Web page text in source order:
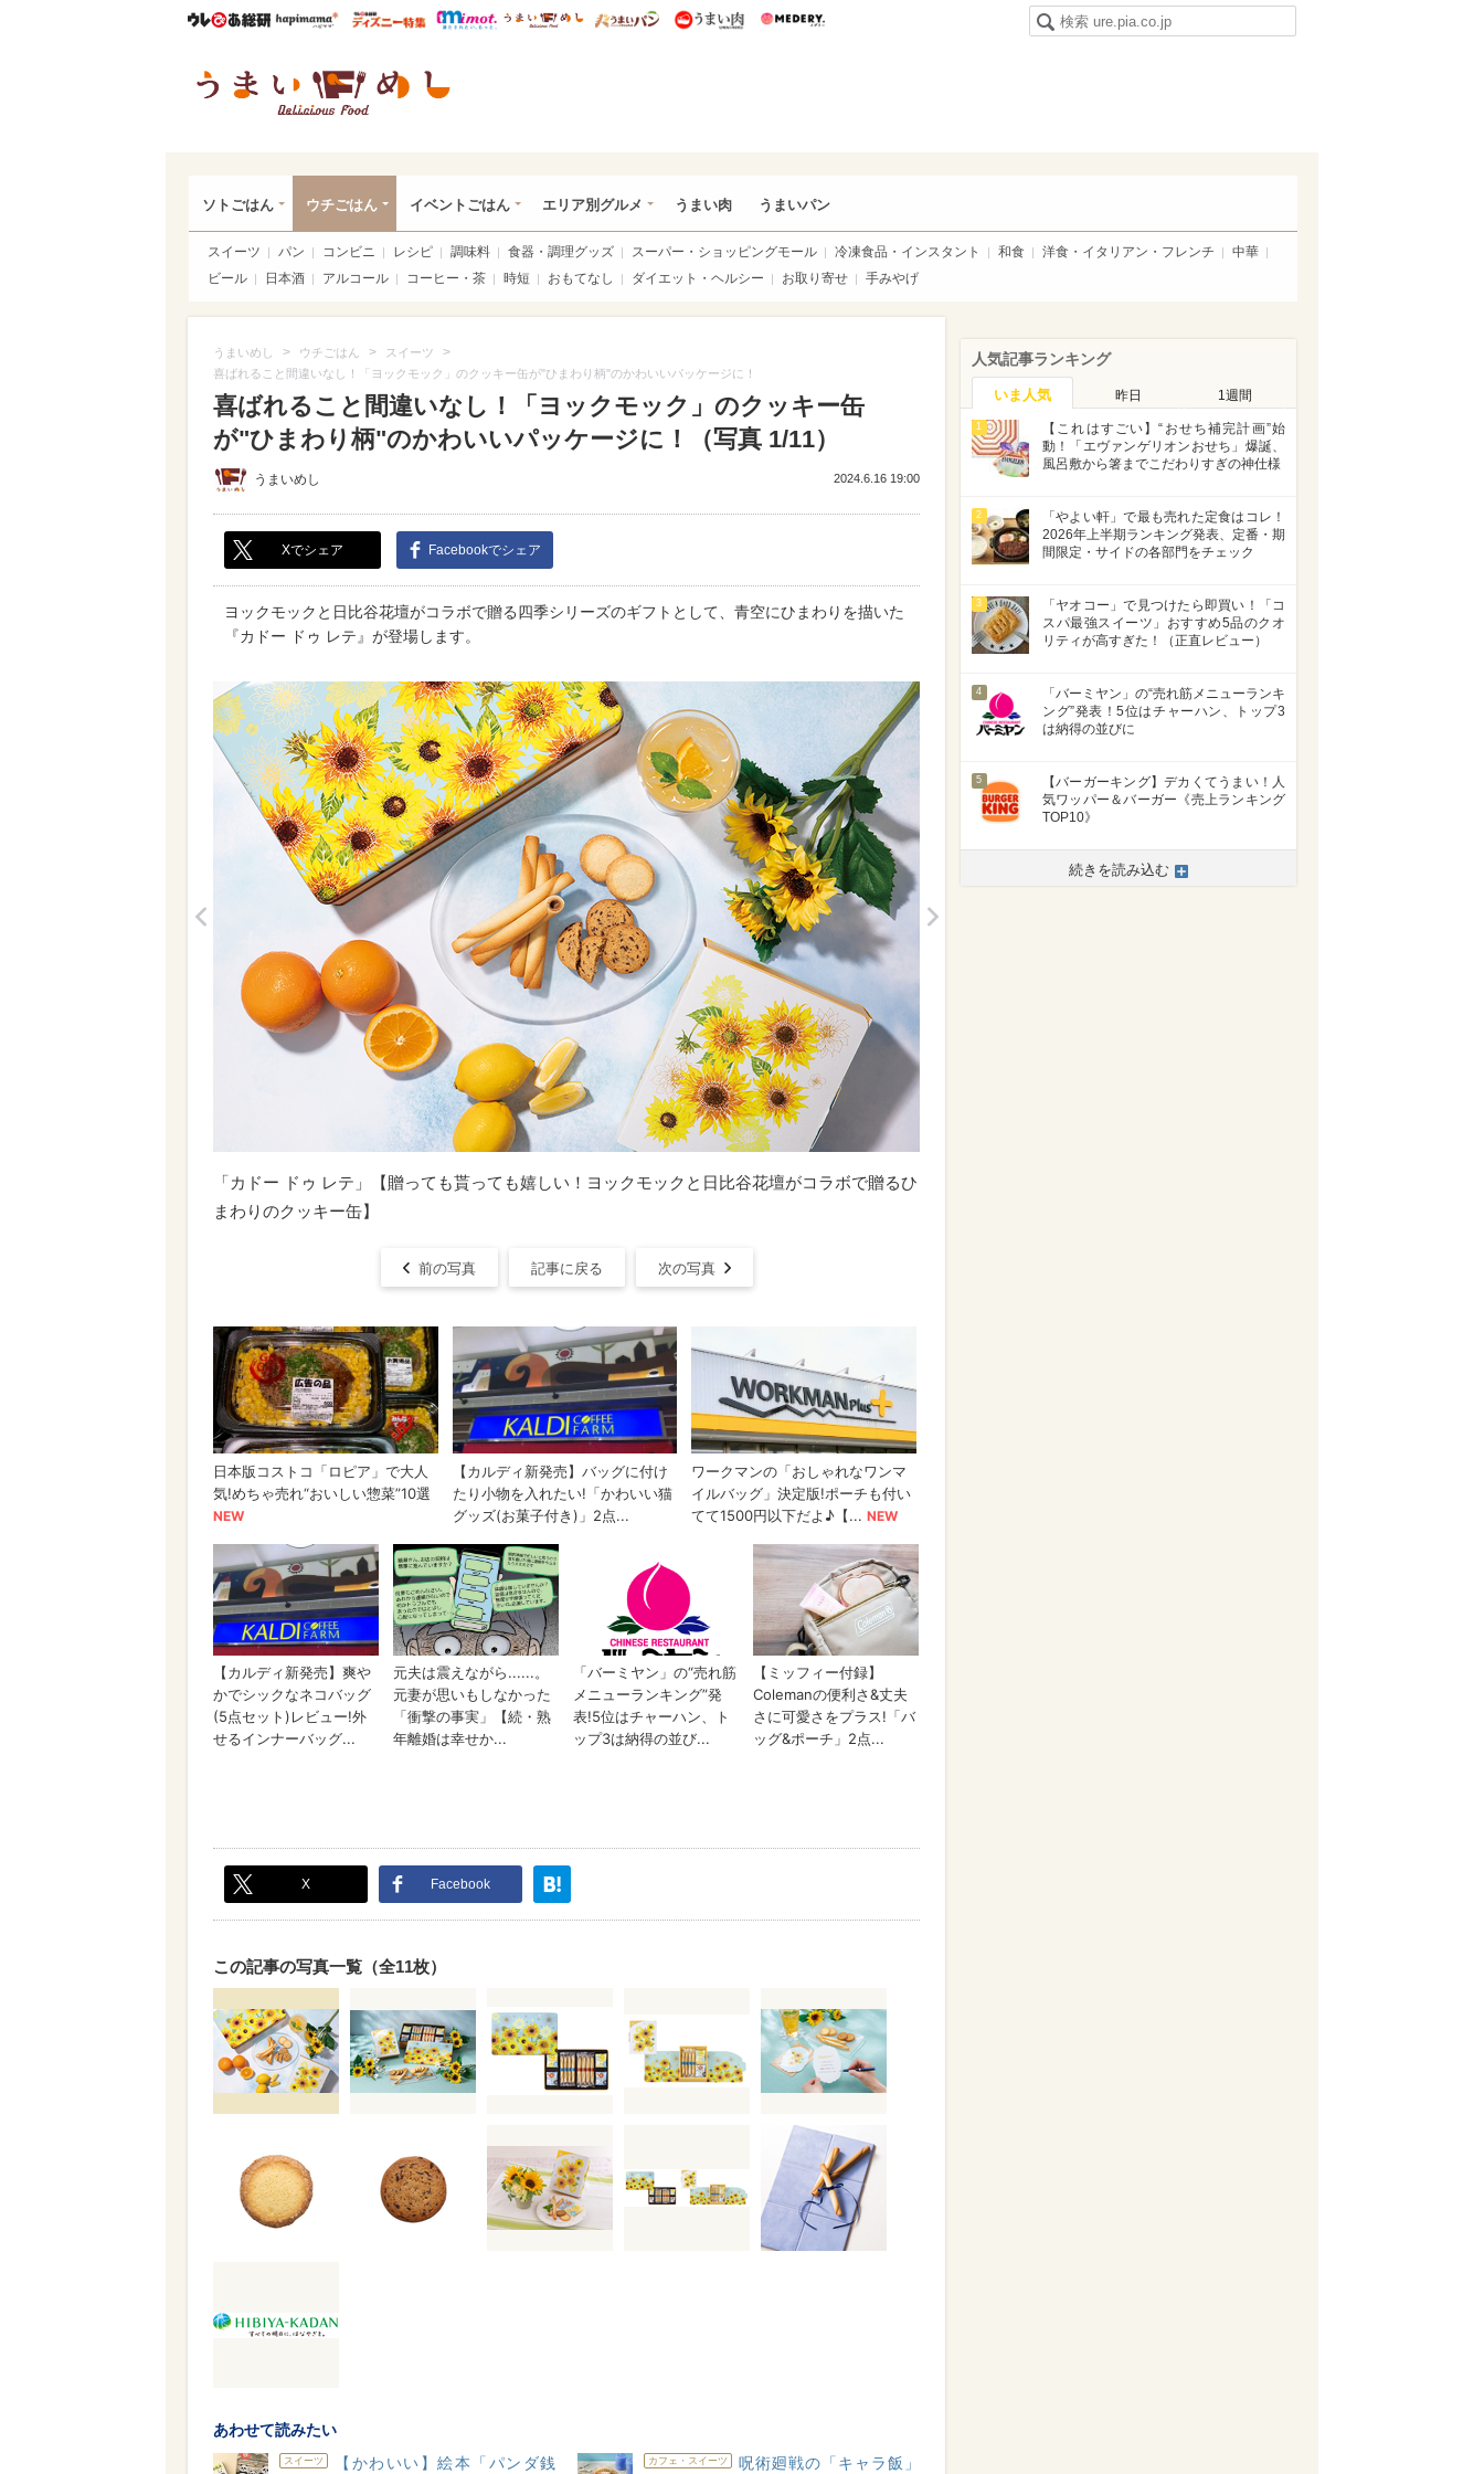
ウレぴあ総研ハピママ* ウレぴあ総研 ディズニー特集
mimot. うまいめし うまいパン うまい肉
ソトごはん ウチごはん イベントごはん エリア別グルメ うまい肉 うまいパン
スイーツ パン コンビニ レシピ 調味料 食器・調理グッズ スーパー・ショッピングモール 冷凍食品・インスタント 和食 洋食・イタリアン・フレンチ
中華
ビール
日本酒 アルコール コーヒー・茶 時短 おもてなし ダイエット・ヘルシー お取り寄せ 手みやげ
うまいめし > ウチごはん > スイーツ >
喜ばれること間違いなし！「ヨックモック」のクッキー缶が"ひまわり柄"のかわいいパッケージに！
喜ばれること間違いなし！「ヨックモック」のクッキー缶
が"ひまわり柄"のかわいいパッケージに！（写真 1/11）
うまいめし 2024.6.16 19:00
Xでシェア Facebookでシェア
ヨックモックと日比谷花壇がコラボで贈る四季シリーズのギフトとして、青空にひまわりを描いた
『カドー ドゥ レテ』が登場します。
「カドー ドゥ レテ」【贈っても貰っても嬉しい！ヨックモックと日比谷花壇がコラボで贈るひ
まわりのクッキー缶】
前の写真 記事に戻る 次の写真
X Facebook
この記事の写真一覧（全11枚）
あわせて読みたい
スイーツ
【かわいい】絵本「パンダ銭
カフェ・スイーツ
呪術廻戦の「キャラ飯」
人気記事ランキング
いま人気 昨日 1週間
1
【これはすごい】“おせち補完計画”始
動！「エヴァンゲリオンおせち」爆誕、
風呂敷から箸までこだわりすぎの神仕様
2
「やよい軒」で最も売れた定食はコレ！
2026年上半期ランキング発表、定番・期
間限定・サイドの各部門をチェック
3
「ヤオコー」で見つけたら即買い！「コ
スパ最強スイーツ」おすすめ5品のクオ
リティが高すぎた！（正直レビュー）
4
「バーミヤン」の“売れ筋メニューランキ
ング”発表！5位はチャーハン、トップ3
は納得の並びに
5
【バーガーキング】デカくてうまい！人
気ワッパー＆バーガー《売上ランキング
TOP10》
続きを読み込む